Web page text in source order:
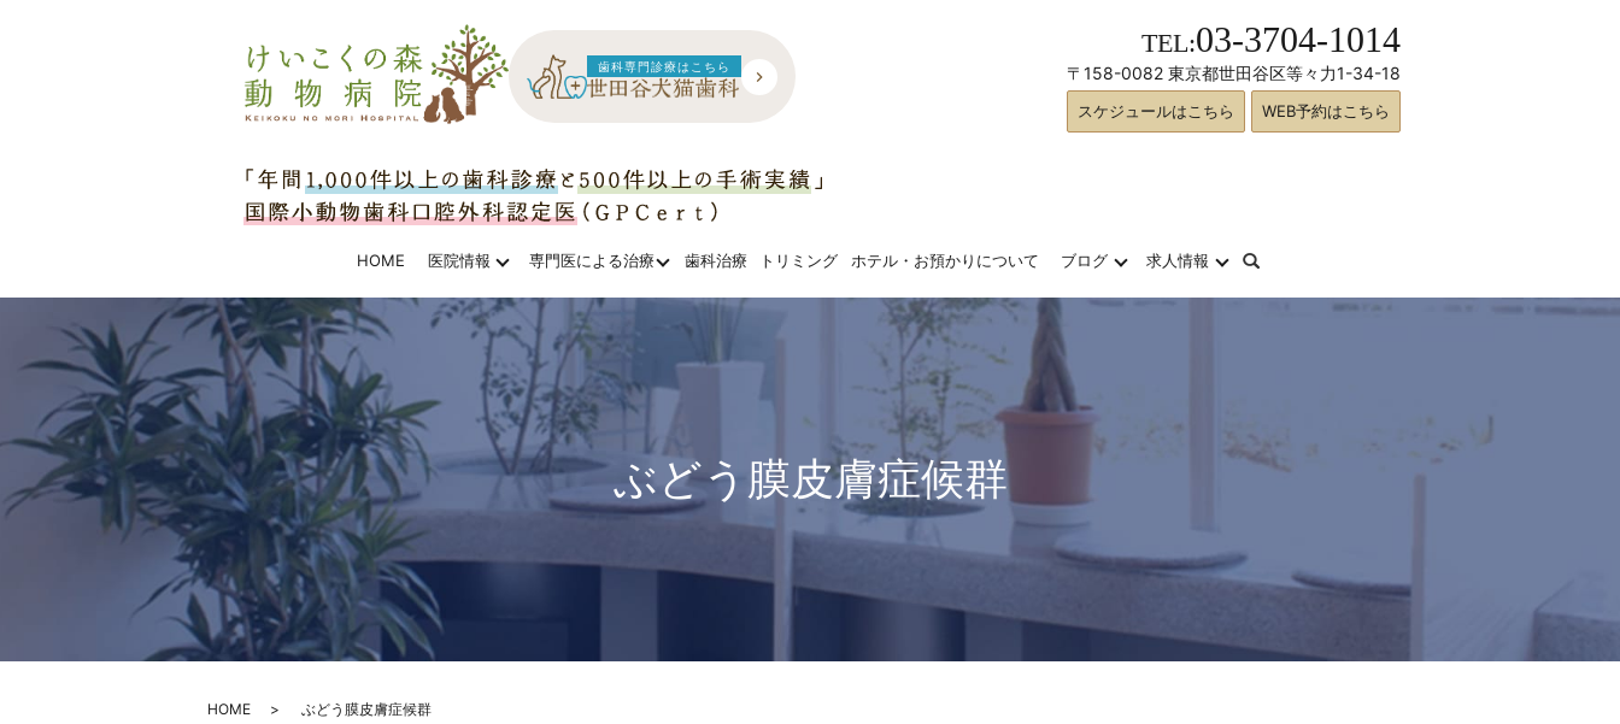
歯科専門診療はこちら
TEL:03-3704-1014
〒158-0082 東京都世田谷区等々力1-34-18
スケジュールはこちら WEB予約はこちら
HOME 医院情報 専門医による治療 歯科治療 トリミング ホテル・お預かりについて ブログ 求人情報
ぶどう膜皮膚症候群
HOME ぶどう膜皮膚症候群